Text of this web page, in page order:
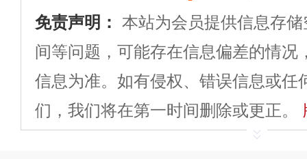
免责声明： 本站为会员提供信息存
间等问题，可能存在信息偏差的情况
信息为准。如有侵权、错误信息或任
们，我们将在第一时间删除或更正。
平台自有内容（文字